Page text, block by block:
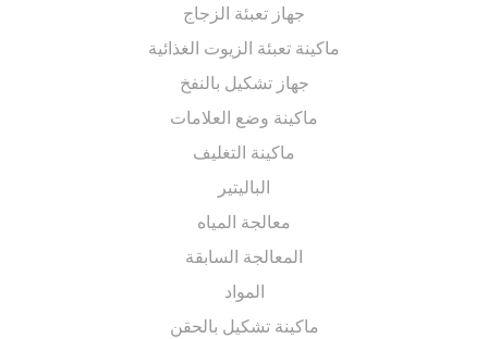
جهاز تعبئة الزجاج
ماكينة تعبئة الزيوت الغذائية
جهاز تشكيل بالنفخ
ماكينة وضع العلامات
ماكينة التغليف
الباليتير
معالجة المياه
المعالجة السابقة
ماكينة تشكيل بالحقن